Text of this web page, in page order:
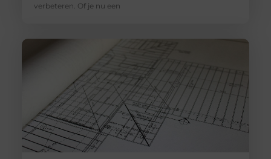
verbeteren. Of je nu een